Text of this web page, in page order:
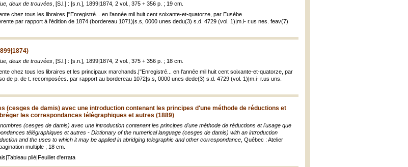
deux de trouvées , [S.l.] : [s.n.], 1899|1874, 2 vol., 375 + 356 p. ; 19 cm.
chez tous les libraires.|"Enregistré... en l'année mil huit cent soixante-et-quatorze, par Eusèbe
par rapport à l'édition de 1874 (bordereau 1071)|s.s, 0000 unes dedu(3) s.d. 4729 (vol. 1)|m.i- r.us nes. feav(7)
deux de trouvées , [S.l.] : [s.n.], 1899|1874, 2 vol., 375 + 356 p. ; 18 cm.
chez tous les libraires et les principaux marchands.|"Enregistré... en l'année mil huit cent soixante-et-quatorze, par
de p. de t. recomposées. par rapport au bordereau 1072|s.s, 0000 unes dede(3) s.d. 4729 (vol. 1)|m.i- r.us uns.
(cesges de damis) avec une introduction contenant les principes d'une méthode de réductions et
les correspondances télégraphiques et autres (1889)
(cesges de damis) avec une introduction contenant les principes d'une méthode de réductions et l'usage que
télégraphiques et autres - Dictionary of the numerical language (cesges de damis) with an introduction
and the uses to which it may be applied in abridging telegraphic and other correspondance , Québec : Atelier
multiple ; 18 cm.
plié|Feuillet d'errata